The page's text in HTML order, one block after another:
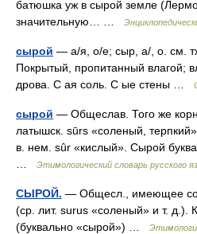
батюшка уж в сырой земле
значительную… …
сырой — а/я, о/е; сыр, а/, о. см.
Покрытый, пропитанный влагой;
дрова. С ая соль. С ые стены …
сырой — Общеслав. Того же
латышск. sūrs «соленый,
в. нем. sûr «кислый». Сырой
Этимологический словарь русского
СЫРОЙ. — Общесл., имеющее
(ср. лит. surus «соленый» и т. д.).
(буквально «сырой») …